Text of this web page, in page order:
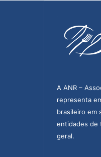
A ANR –
representa
brasileiro em
entidades de
geral.